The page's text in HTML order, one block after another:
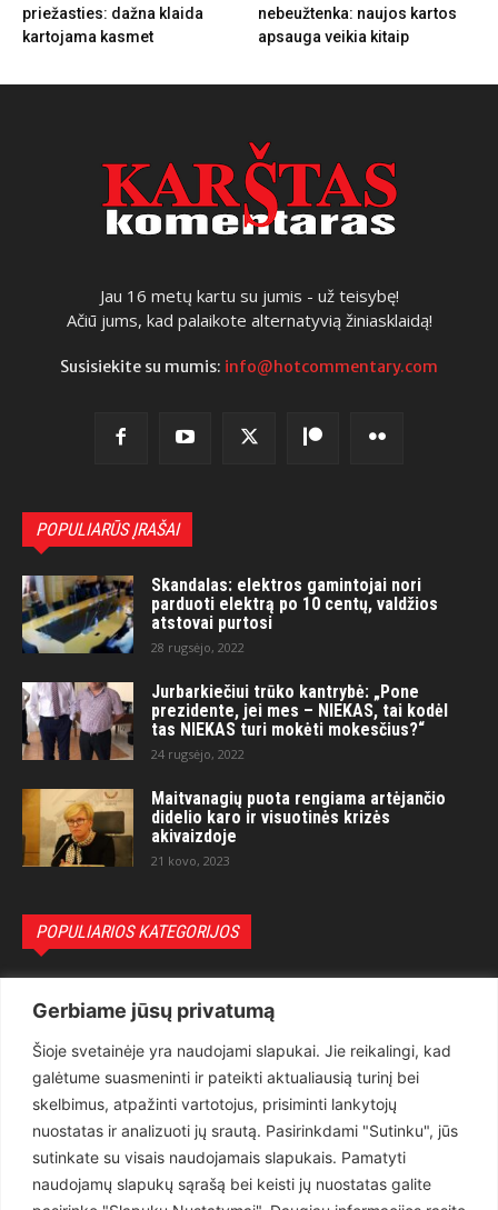
Gerbiame jūsų privatumą
Šioje svetainėje yra naudojami slapukai. Jie reikalingi, kad
galėtume suasmeninti ir pateikti aktualiausią turinį bei
skelbimus, atpažinti vartotojus, prisiminti lankytojų
nuostatas ir analizuoti jų srautą. Pasirinkdami "Sutinku", jūs
sutinkate su visais naudojamais slapukais. Pamatyti
naudojamų slapukų sąrašą bei keisti jų nuostatas galite
priežasties: dažna klaida
kartojama kasmet
nebeužtenka: naujos kartos
apsauga veikia kitaip
Jau 16 metų kartu su jumis - už teisybę!
Ačiū jums, kad palaikote alternatyvią žiniasklaidą!
Susisiekite su mumis: info@hotcommentary.com
POPULIARŪS ĮRAŠAI
Skandalas: elektros gamintojai nori
parduoti elektrą po 10 centų, valdžios
atstovai purtosi
28 rugsėjo, 2022
Jurbarkiečiui trūko kantrybė: „Pone
prezidente, jei mes – NIEKAS, tai kodėl
tas NIEKAS turi mokėti mokesčius?“
24 rugsėjo, 2022
Maitvanagių puota rengiama artėjančio
didelio karo ir visuotinės krizės
akivaizdoje
21 kovo, 2023
POPULIARIOS KATEGORIJOS
Teisėsauga
1497
Aktualu
Lietuva
619
Pasaulis
Статьи на русском